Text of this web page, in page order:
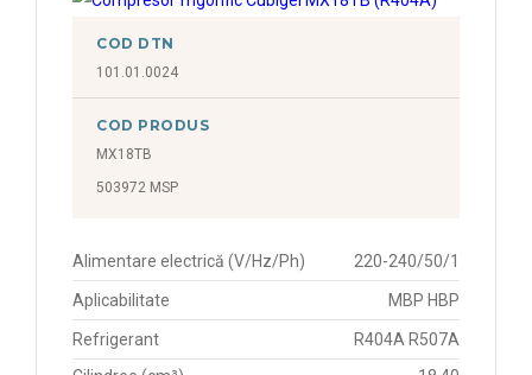
COD DTN
101.01.0024
COD PRODUS
MX18TB
503972 MSP
Alimentare electrică (V/Hz/Ph) 220-240/50/1
Aplicabilitate MBP HBP
Refrigerant
R404A R507A